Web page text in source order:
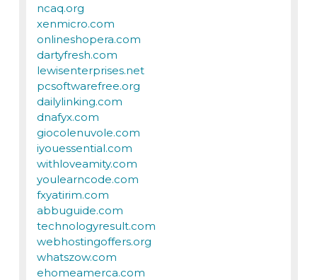
ncaq.org
xenmicro.com
onlineshopera.com
dartyfresh.com
lewisenterprises.net
pcsoftwarefree.org
dailylinking.com
dnafyx.com
giocolenuvole.com
iyouessential.com
withloveamity.com
youlearncode.com
fxyatirim.com
abbuguide.com
technologyresult.com
webhostingoffers.org
whatszow.com
ehomeamerca.com